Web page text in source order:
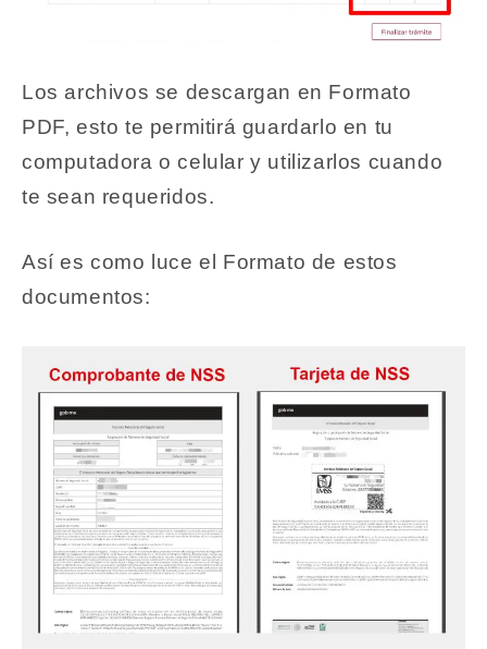
Los archivos se descargan en Formato
PDF, esto te permitirá guardarlo en tu
computadora o celular y utilizarlos cuando
te sean requeridos.
Así es como luce el Formato de estos
documentos: